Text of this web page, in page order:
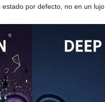
por defecto, no en un lujo.